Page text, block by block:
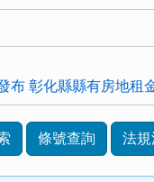
布 彰化縣縣有房地租
條號查詢 法